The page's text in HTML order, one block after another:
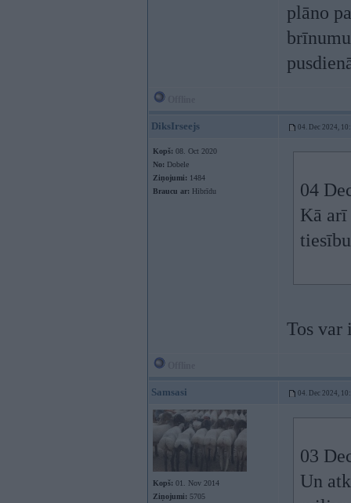
plāno
DiksIrseejs 04. Dec 2024,
Kopš: 08. Oct 2020
No: Dobele
Ziņojumi: 1484
Braucu ar: Hibrīdu
04
Kā arī
Tos var
Samsasi 04. Dec 2024,
Kopš: 01. Nov 2014
Ziņojumi: 5705
03
Un